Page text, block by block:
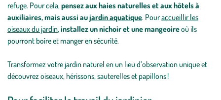
refuge. Pour cela,pensez aux haies naturelles et aux hôtels à
auxiliaires, mais aussi aujardin aquatique. Pouraccueillir les
oiseaux du jardin,installez un nichoir et une mangeoireoù ils
pourront boire et manger en sécurité.
Transformez votre jardin naturel en un lieu d’observation unique et
découvrez oiseaux, hérissons, sauterelles et papillons !